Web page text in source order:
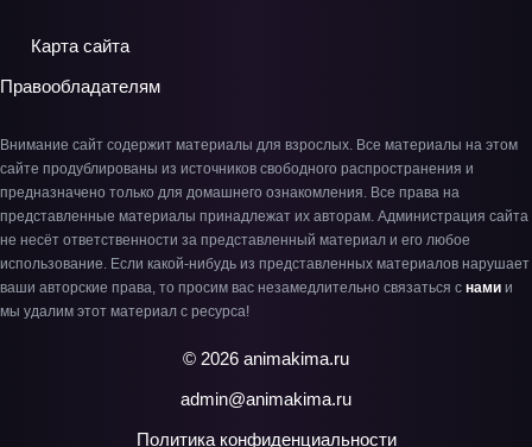
Карта сайта
Правообладателям
Внимание сайт содержит материалы для взрослых. Все материалы на этом
сайте продублированы из источников свободного распространения и
предназначено только для домашнего ознакомления. Все права на
представленные материалы принадлежат их авторам. Администрация сайта
не несёт ответственности за представленный материал и его любое
использование. Если какой-нибудь из представленных материалов нарушает
ваши авторские права, то просим вас незамедлительно связаться с нами и
мы удалим этот материал с ресурса!
© 2026 animakima.ru
admin@animakima.ru
Политика конфиденциальности